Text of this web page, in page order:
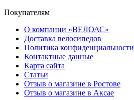
Покупателям
О компании «ВЕЛОАС»
Доставка велосипедов
Политика конфиденциальности
Контактные данные
Карта сайта
Статьи
Отзыв о магазине в Ростове
Отзыв о магазине в Аксае